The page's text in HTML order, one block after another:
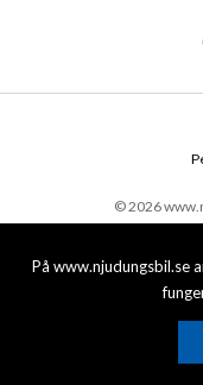
På www.njudungsbil.se
© 2026